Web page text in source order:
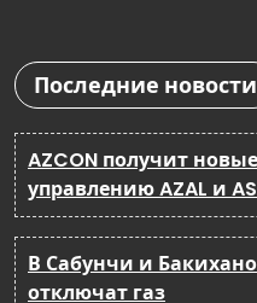
Последние новости
AZCON получит
управлению AZAL и
В Сабунчи и
отключат газ